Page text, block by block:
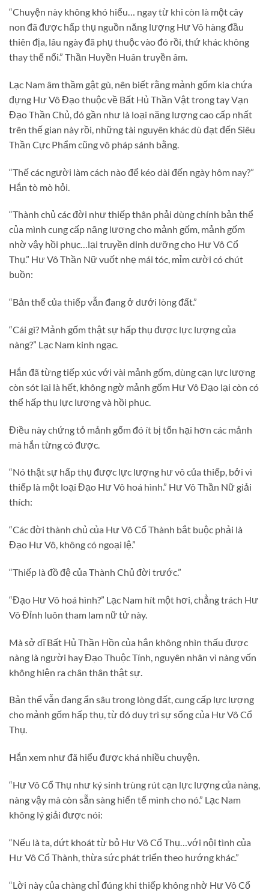
“Chuyện này không khó hiểu… ngay từ khi còn là một cây
non đã được hấp thụ nguồn năng lượng Hư Vô hàng đầu
thiên địa, lâu ngày đã phụ thuộc vào đó rồi, thứ khác không
thay thế nổi.” Thần Huyền Huân truyền âm.
Lạc Nam âm thầm gật gù, nên biết rằng mảnh gốm kia chứa
đựng Hư Vô Đạo thuộc về Bất Hủ Thần Vật trong tay Vạn
Đạo Thần Chủ, đó gần như là loại năng lượng cao cấp nhất
trên thế gian này rồi, những tài nguyên khác dù đạt đến Siêu
Thần Cực Phẩm cũng vô pháp sánh bằng.
“Thế các người làm cách nào để kéo dài đến ngày hôm nay?”
Hắn tò mò hỏi.
“Thành chủ các đời như thiếp thân phải dùng chính bản thể
của mình cung cấp năng lượng cho mảnh gốm, mảnh gốm
nhờ vậy hồi phục…lại truyền dinh dưỡng cho Hư Vô Cổ
Thụ.” Hư Vô Thần Nữ vuốt nhẹ mái tóc, mỉm cười có chút
buồn:
“Bản thể của thiếp vẫn đang ở dưới lòng đất.”
“Cái gì? Mảnh gốm thật sự hấp thụ được lực lượng của
nàng?” Lạc Nam kinh ngạc.
Hắn đã từng tiếp xúc với vài mảnh gốm, dùng cạn lực lượng
còn sót lại là hết, không ngờ mảnh gốm Hư Vô Đạo lại còn có
thể hấp thụ lực lượng và hồi phục.
Điều này chứng tỏ mảnh gốm đó ít bị tổn hại hơn các mảnh
mà hắn từng có được.
“Nó thật sự hấp thụ được lực lượng hư vô của thiếp, bởi vì
thiếp là một loại Đạo Hư Vô hoá hình.” Hư Vô Thần Nữ giải
thích:
“Các đời thành chủ của Hư Vô Cổ Thành bắt buộc phải là
Đạo Hư Vô, không có ngoại lệ.”
“Thiếp là đồ đệ của Thành Chủ đời trước.”
“Đạo Hư Vô hoá hình?” Lạc Nam hít một hơi, chẳng trách Hư
Vô Đỉnh luôn tham lam nữ tử này.
Mà sở dĩ Bất Hủ Thần Hồn của hắn không nhìn thấu được
nàng là người hay Đạo Thuộc Tính, nguyên nhân vì nàng vốn
không hiện ra chân thân thật sự.
Bản thể vẫn đang ẩn sâu trong lòng đất, cung cấp lực lượng
cho mảnh gốm hấp thụ, từ đó duy trì sự sống của Hư Vô Cổ
Thụ.
Hắn xem như đã hiểu được khá nhiều chuyện.
“Hư Vô Cổ Thụ như ký sinh trùng rút cạn lực lượng của nàng,
nàng vậy mà còn sẵn sàng hiến tế mình cho nó.” Lạc Nam
không lý giải được nói:
“Nếu là ta, dứt khoát từ bỏ Hư Vô Cổ Thụ…với nội tình của
Hư Vô Cổ Thành, thừa sức phát triển theo hướng khác.”
“Lời này của chàng chỉ đúng khi thiếp không nhờ Hư Vô Cổ